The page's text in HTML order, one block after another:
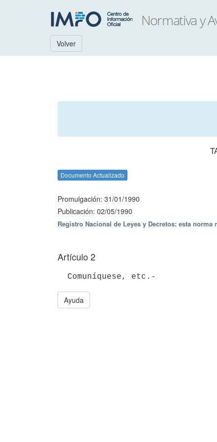
Volver
Documento Actualizado
Promulgación: 31/01/1990
Publicación: 02/05/1990
Registro Nacional de Leyes y Decretos: esta norma
Artículo 2
  Comuníquese, etc.-
Ayuda